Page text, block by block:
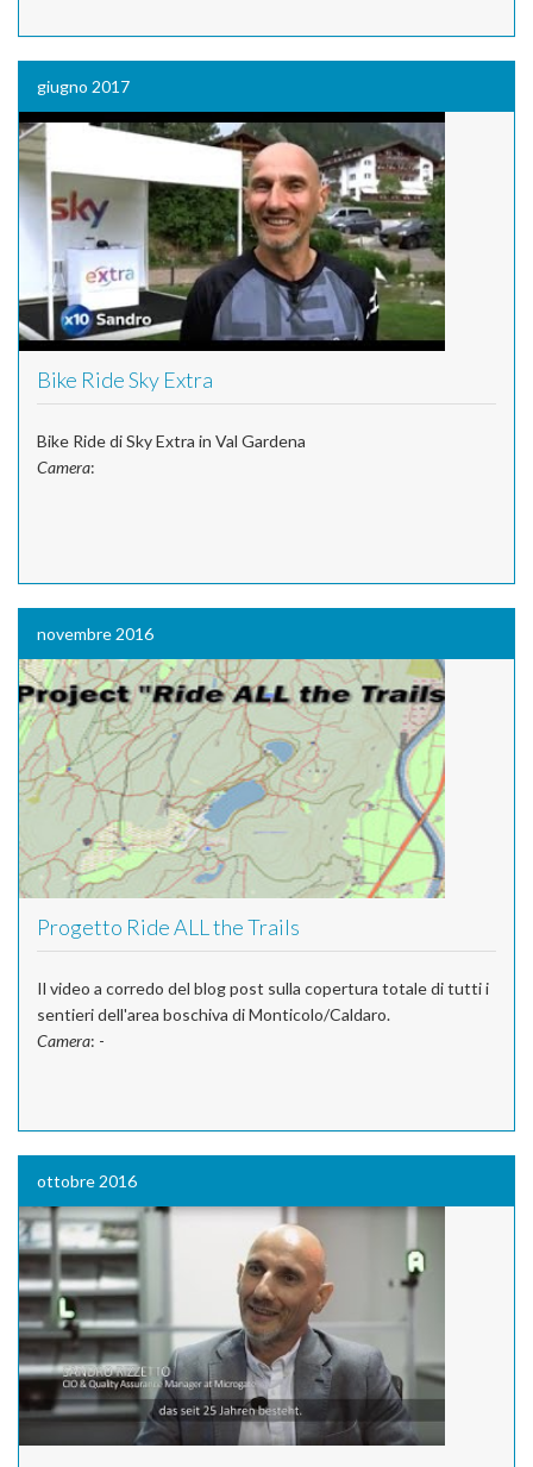
giugno 2017
Bike Ride Sky Extra
Bike Ride di Sky Extra in Val Gardena
Camera:
novembre 2016
Progetto Ride ALL the Trails
Il video a corredo del blog post sulla copertura totale di tutti i
sentieri dell'area boschiva di Monticolo/Caldaro.
Camera: -
ottobre 2016